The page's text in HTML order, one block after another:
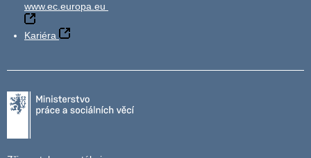
www.ec.europa.eu
Kariéra